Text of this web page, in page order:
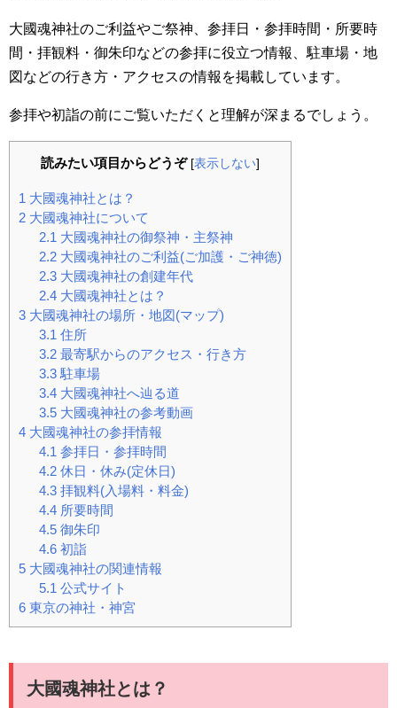
大國魂神社のご利益やご祭神、参拝日・参拝時間・所要時
間・拝観料・御朱印などの参拝に役立つ情報、駐車場・地
図などの行き方・アクセスの情報を掲載しています。
参拝や初詣の前にご覧いただくと理解が深まるでしょう。
読みたい項目からどうぞ [表示しない]
1 大國魂神社とは？
2 大國魂神社について
2.1大國魂神社の御祭神・主祭神
2.2大國魂神社のご利益(ご加護・ご神徳)
2.3大國魂神社の創建年代
2.4大國魂神社とは？
3 大國魂神社の場所・地図(マップ)
3.1住所
3.2最寄駅からのアクセス・行き方
3.3駐車場
3.4大國魂神社へ辿る道
3.5大國魂神社の参考動画
4 大國魂神社の参拝情報
4.1参拝日・参拝時間
4.2休日・休み(定休日)
4.3拝観料(入場料・料金)
4.4所要時間
4.5御朱印
4.6初詣
5 大國魂神社の関連情報
5.1公式サイト
6 東京の神社・神宮
大國魂神社とは？